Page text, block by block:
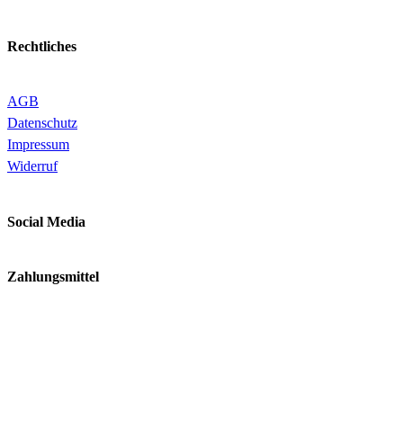
Rechtliches
AGB
Datenschutz
Impressum
Widerruf
Social Media
Zahlungsmittel